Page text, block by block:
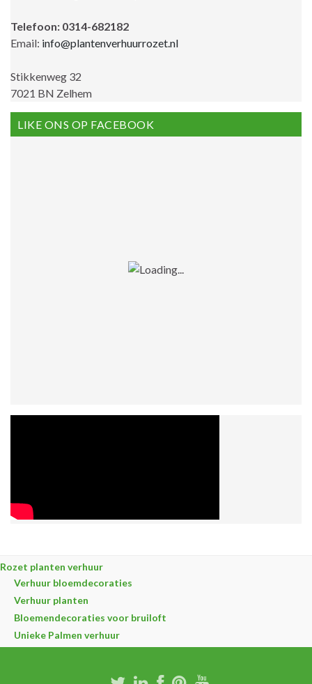
Telefoon: 0314-682182
Email: info@plantenverhuurrozet.nl
Stikkenweg 32
7021 BN Zelhem
LIKE ONS OP FACEBOOK
Rozet planten verhuur
Verhuur bloemdecoraties
Verhuur planten
Bloemendecoraties voor bruiloft
Unieke Palmen verhuur